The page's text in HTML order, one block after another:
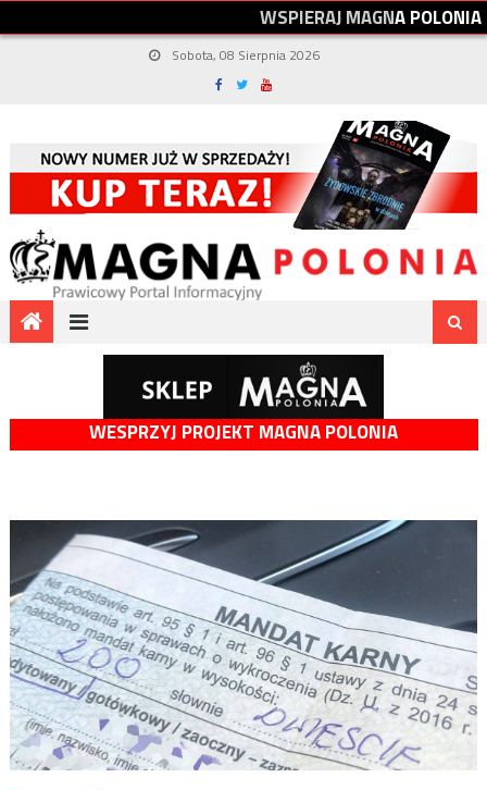
WSPIERAJMAGNAPOLONIA
Sobota, 08 Sierpnia 2026
WESPRZYJ PROJEKT MAGNA POLONIA